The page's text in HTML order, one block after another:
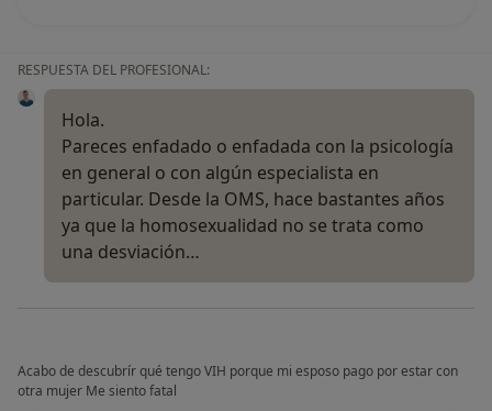
RESPUESTA DEL PROFESIONAL:
Hola.
Pareces enfadado o enfadada con la psicología
en general o con algún especialista en
particular. Desde la OMS, hace bastantes años
ya que la homosexualidad no se trata como
una desviación…
Acabo de descubrír qué tengo VIH porque mi esposo pago por estar con
otra mujer Me siento fatal